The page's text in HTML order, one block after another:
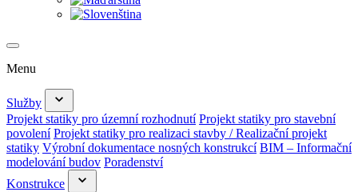
Menu
Služby
Projekt statiky pro územní rozhodnutí Projekt statiky pro stavební
povolení Projekt statiky pro realizaci stavby / Realizační projekt
statiky Výrobní dokumentace nosných konstrukcí BIM – Informační
modelování budov Poradenství
Konstrukce